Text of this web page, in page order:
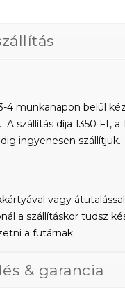
4 munkanapon belül
szállítás díja 1350 Ft,
ingyenesen szállítjuk.
vagy
a szállításkor tudsz
a futárnak.
& garancia